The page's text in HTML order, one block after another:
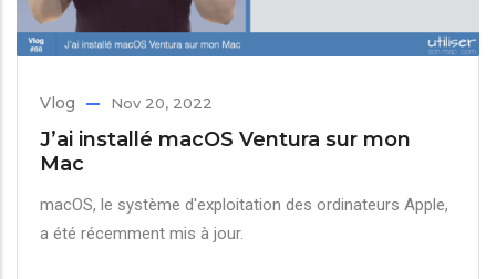
Vlog Nov 20, 2022
J’ai installé macOS Ventura sur mon
Mac
macOS, le système d'exploitation des ordinateurs Apple,
a été récemment mis à jour.